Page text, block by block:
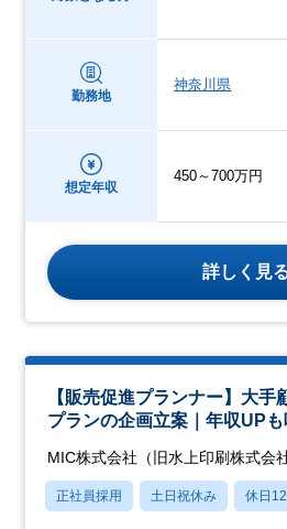
勤務地
神奈川県
想定年収
450～700万円
詳しく見
【販売促進プランナー】大手
プランの企画立案｜年収UPも
MIC株式会社（旧水上印刷株式会社
正社員採用 土日祝休み 休日